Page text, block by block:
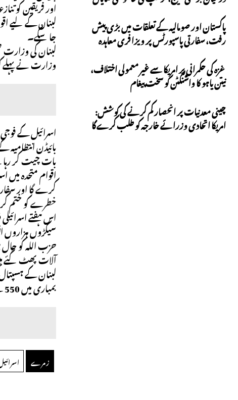
پاکستان اور صومالیہ کے تعلقات میں بڑی پیش
رفت، سفارتی پاسپورٹس پر ویزا فری معاہدہ
غزہ کی حکمرانی پر امریکا سے غیر معمولی اختلاف،
نیتن یاہو کا واشنگٹن کو سخت پیغام
چینی معدنیات پر انحصار کم کرنے کی کوشش:
امریکا اتحادی وزرائے خارجہ کو طلب کرے گا
اور فریقین کو
جا سکے۔
وزارت نے پہلے کہا تھا کہ
اسرائیل کے
بائیڈن
بات چیت کر
اقوام متحدہ
کرے گا اور
خطرے کو ختم
اس ہفتے
سیکڑوں
حزب اللہ کو
آلات پھٹ گئے
بمباری میں 550 سے زیادہ افراد ہلاک ہو گئے تھے۔
زمرے